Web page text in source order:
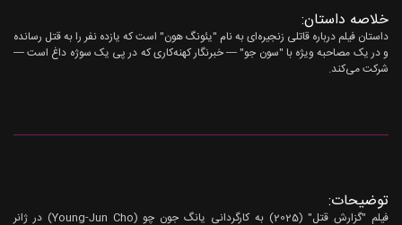
خلاصه داستان:
داستان فیلم درباره قاتلی زنجیره‌ای‌ به نام "یئونگ هون" است که یازده نفر را به قتل رسانده
و در یک مصاحبه ویژه با "سون جو" — خبرنگار کهنه‌کاری که در پی یک سوژه داغ است —
شرکت می‌کند.
توضیحات:
فیلم "گزارش قتل" (2025) به کارگردانی یانگ جون چو (Young-Jun Cho) در ژانر